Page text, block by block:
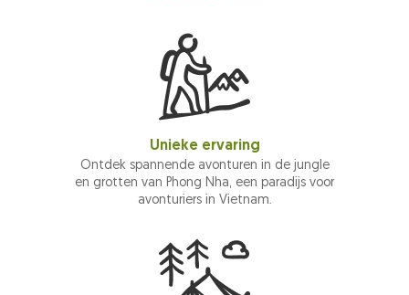
Unieke ervaring
Ontdek spannende avonturen in de jungle
en grotten van Phong Nha, een paradijs voor
avonturiers in Vietnam.